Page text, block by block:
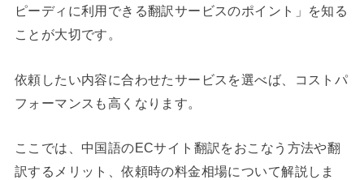
ピーディに利用できる翻訳サービスのポイント」を知る
ことが大切です。
依頼したい内容に合わせたサービスを選べば、コストパ
フォーマンスも高くなります。
ここでは、中国語のECサイト翻訳をおこなう方法や翻
訳するメリット、依頼時の料金相場について解説しま